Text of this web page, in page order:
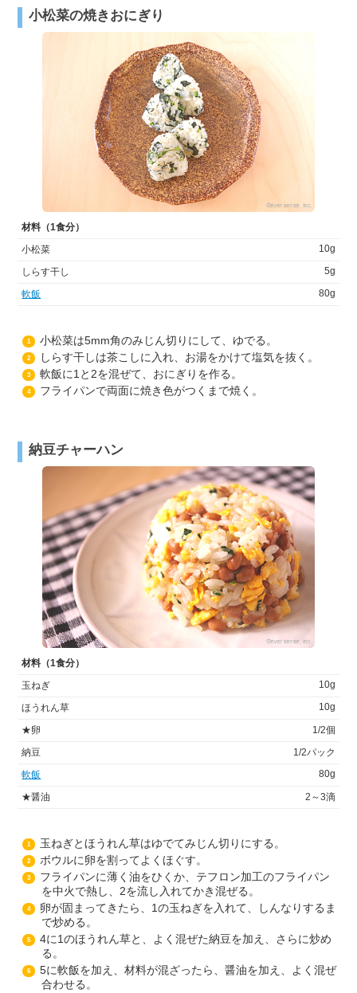
小松菜の焼きおにぎり
材料（1食分）
小松菜
10g
しらす干し 5g
軟飯 80g
1 小松菜は5mm角のみじん切りにして、ゆでる。
2 しらす干しは茶こしに入れ、お湯をかけて塩気を抜く。
3 軟飯に1と2を混ぜて、おにぎりを作る。
4 フライパンで両面に焼き色がつくまで焼く。
納豆チャーハン
材料（1食分）
玉ねぎ
10g
ほうれん草 10g
★卵
1/2個
納豆
1/2パック
軟飯
80g
★醤油 2～3滴
1 玉ねぎとほうれん草はゆでてみじん切りにする。
2 ボウルに卵を割ってよくほぐす。
3
フライパンに薄く油をひくか、テフロン加工のフライパン
を中火で熱し、2を流し入れてかき混ぜる。
4
卵が固まってきたら、1の玉ねぎを入れて、しんなりするま
で炒める。
5
4に1のほうれん草と、よく混ぜた納豆を加え、さらに炒め
る。
6
5に軟飯を加え、材料が混ざったら、醤油を加え、よく混ぜ
合わせる。